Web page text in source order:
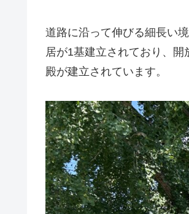
道路に沿って伸びる細長い
居が1基建立されており、
殿が建立されています。